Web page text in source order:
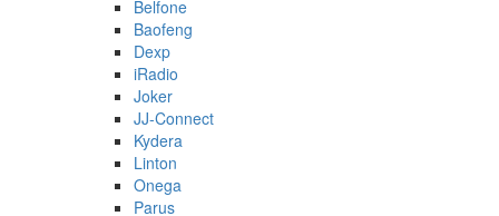
Belfone
Baofeng
Dexp
iRadio
Joker
JJ-Connect
Kydera
Linton
Onega
Parus